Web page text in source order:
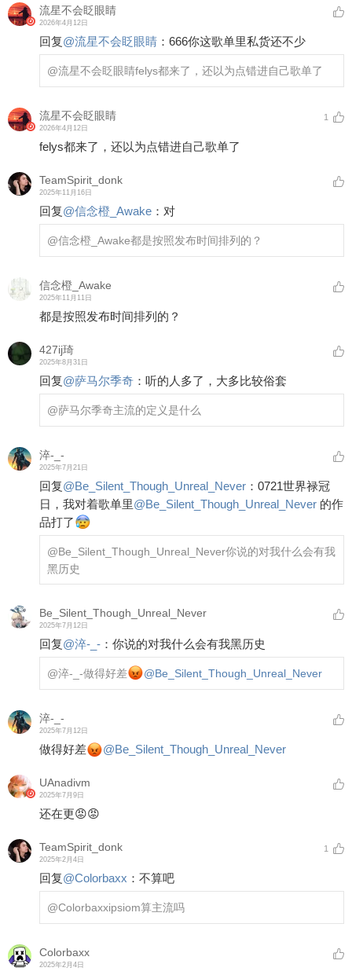
流星不会眨眼睛
2026年4月12日
回复@流星不会眨眼睛 ： 666你这歌单里私货还不少
@流星不会眨眼睛felys都来了，还以为点错进自己歌单了
流星不会眨眼睛
2026年4月12日
1
felys都来了，还以为点错进自己歌单了
TeamSpirit_donk
2025年11月16日
回复@信念橙_Awake ： 对
@信念橙_Awake都是按照发布时间排列的？
信念橙_Awake
2025年11月11日
都是按照发布时间排列的？
427ij琦
2025年8月31日
回复@萨马尔季奇 ： 听的人多了，大多比较俗套
@萨马尔季奇主流的定义是什么
淬-_-
2025年7月21日
回复@Be_Silent_Though_Unreal_Never ： 0721世界禄冠
日，我对着歌单里@Be_Silent_Though_Unreal_Never 的作
品打了
@Be_Silent_Though_Unreal_Never你说的对我什么会有我
黑历史
Be_Silent_Though_Unreal_Never
2025年7月12日
回复@淬-_- ： 你说的对我什么会有我黑历史
@淬-_-做得好差 @Be_Silent_Though_Unreal_Never
淬-_-
2025年7月12日
做得好差 @Be_Silent_Though_Unreal_Never
UAnadivm
2025年7月9日
还在更😡😡
TeamSpirit_donk
2025年2月4日
1
回复@Colorbaxx ： 不算吧
@Colorbaxxipsiom算主流吗
Colorbaxx
2025年2月4日